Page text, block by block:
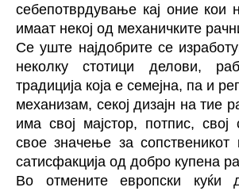
себепотврдување кај оние кои
имаат некој од механичките
Се уште најдобрите се
неколку стотици делови,
традиција која е семејна, па и
механизам, секој дизајн на тие
има свој мајстор, потпис, свој
свое значење за сопственикот
сатисфакција од добро купена
Во отмените европски куќи